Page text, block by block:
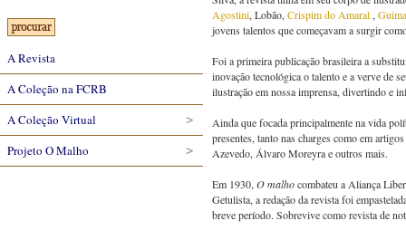
A Revista
A Coleção na FCRB
A Coleção Virtual
Projeto O Malho
Agostini, Lobão, Crispim do Amaral ,
jovens talentos que começavam a surgir
Foi a primeira publicação brasileira a
inovação tecnológica o talento e a verve de
ilustração em nossa imprensa, divertindo e
Ainda que focada principalmente na vida
presentes, tanto nas charges como em
Azevedo, Álvaro Moreyra e outros mais.
Em 1930, O malhocombateu a Aliança
Getulista, a redação da revista foi
breve período. Sobrevive como revista de